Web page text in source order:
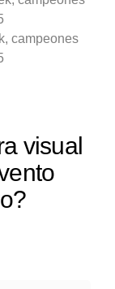
campeones
visual